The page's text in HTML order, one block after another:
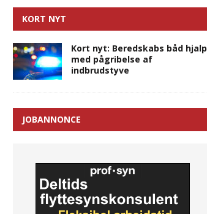
KORT NYT
Kort nyt: Beredskabs båd hjalp
med pågribelse af
indbrudstyve
JOBANNONCE